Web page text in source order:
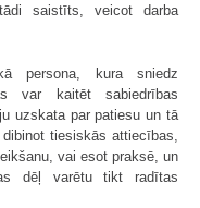
saistīts, veicot darba
kura sniedz
var kaitēt sabiedrības
uzskata par patiesu un tā
tiesiskās attiecības,
vai esot praksē, un
dēļ varētu tikt radītas